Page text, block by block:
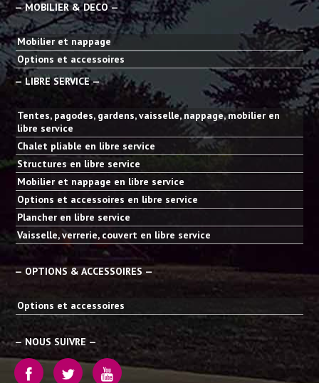
— MOBILIER & DECO —
Mobilier et nappage
Options et accessoires
— LIBRE SERVICE —
Tentes, pagodes, gardens, vaisselle, nappage, mobilier en
libre service
Chalet pliable en libre service
Structures en libre service
Mobilier et nappage en libre service
Options et accessoires en libre service
Plancher en libre service
Vaisselle, verrerie, couvert en libre service
— OPTIONS & ACCESSOIRES —
Options et accessoires
— NOUS SUIVRE —